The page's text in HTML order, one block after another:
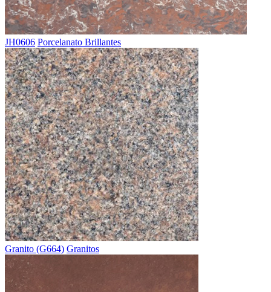
JH0606 Porcelanato Brillantes
Granito (G664) Granitos